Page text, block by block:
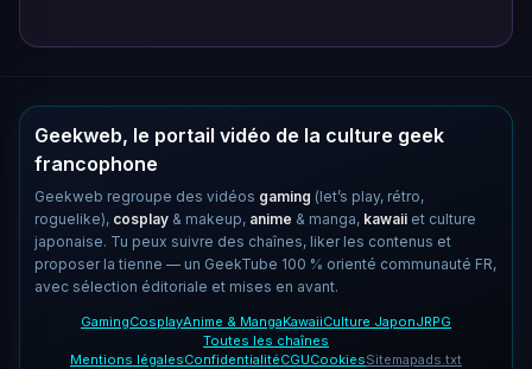
Geekweb, le portail vidéo de la culture geek
francophone
Geekweb regroupe des vidéos gaming (let’s play, rétro,
roguelike), cosplay & makeup, anime & manga, kawaii et culture
japonaise. Tu peux suivre des chaînes, liker les contenus et
proposer la tienne — un GeekTube 100 % orienté communauté FR,
avec sélection éditoriale et mises en avant.
GamingCosplayAnime & MangaKawaiiCulture JaponJRPG
Toutes les chaînes
Mentions légalesConfidentialitéCGUCookiesSitemapads.txt